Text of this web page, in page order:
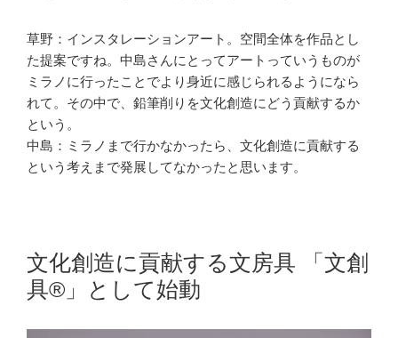
草野：インスタレーションアート。空間全体を作品とし
た提案ですね。中島さんにとってアートっていうものが
ミラノに行ったことでより身近に感じられるようになら
れて。その中で、鉛筆削りを文化創造にどう貢献するか
という。
中島：ミラノまで行かなかったら、文化創造に貢献する
という考えまで発展してなかったと思います。
文化創造に貢献する文房具 「文創
具®」として始動